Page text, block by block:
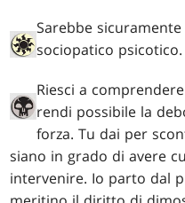
Sarebbe
sociopatico psicotico.
Riesci a
rendi possibile la
forza. Tu dai per
siano in grado di avere
intervenire. Io parto dal